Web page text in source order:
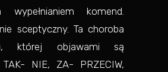
wypełnianiem komend.
sceptyczny. Ta choroba
której objawami są
TAK- NIE, ZA- PRZECIW,